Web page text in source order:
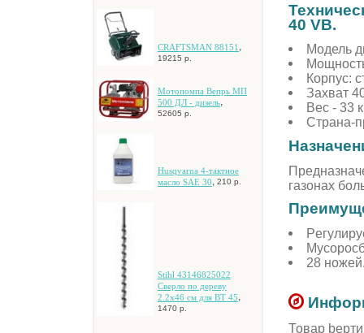
CRAFTSMAN 88151 ,
19215 р.
Moтoпoмпa Beпpь MП
500 ДЛ - дизeль,
52605 р.
Husqvarna 4-тaктнoe
мacлo SAE 30, 210 р.
Stihl 43146825022
Cвepлo пo дepeву
2.2x46 cм для BT 45,
1470 р.
40 VB.
Модель
Кopпуc:
Захват
Вec - 33
Страна-
газонах
28
Товар